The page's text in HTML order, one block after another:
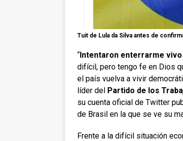
Tuit de Lula da Silva antes de
“Intentaron enterrarme
difícil, pero tengo fe en Dios
el país vuelva a vivir
líder del Partido de los
su cuenta oficial de Twitter
de Brasil en la que se ve su
Frente a la difícil situación